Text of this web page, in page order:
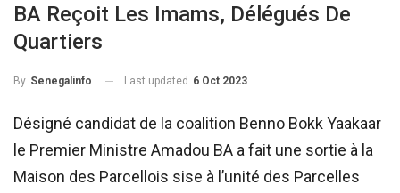
BA Reçoit Les Imams, Délégués De
Quartiers
By Senegalinfo Last updated 6 Oct 2023
Désigné candidat de la coalition Benno Bokk Yaakaar
le Premier Ministre Amadou BA a fait une sortie à la
Maison des Parcellois sise à l’unité des Parcelles